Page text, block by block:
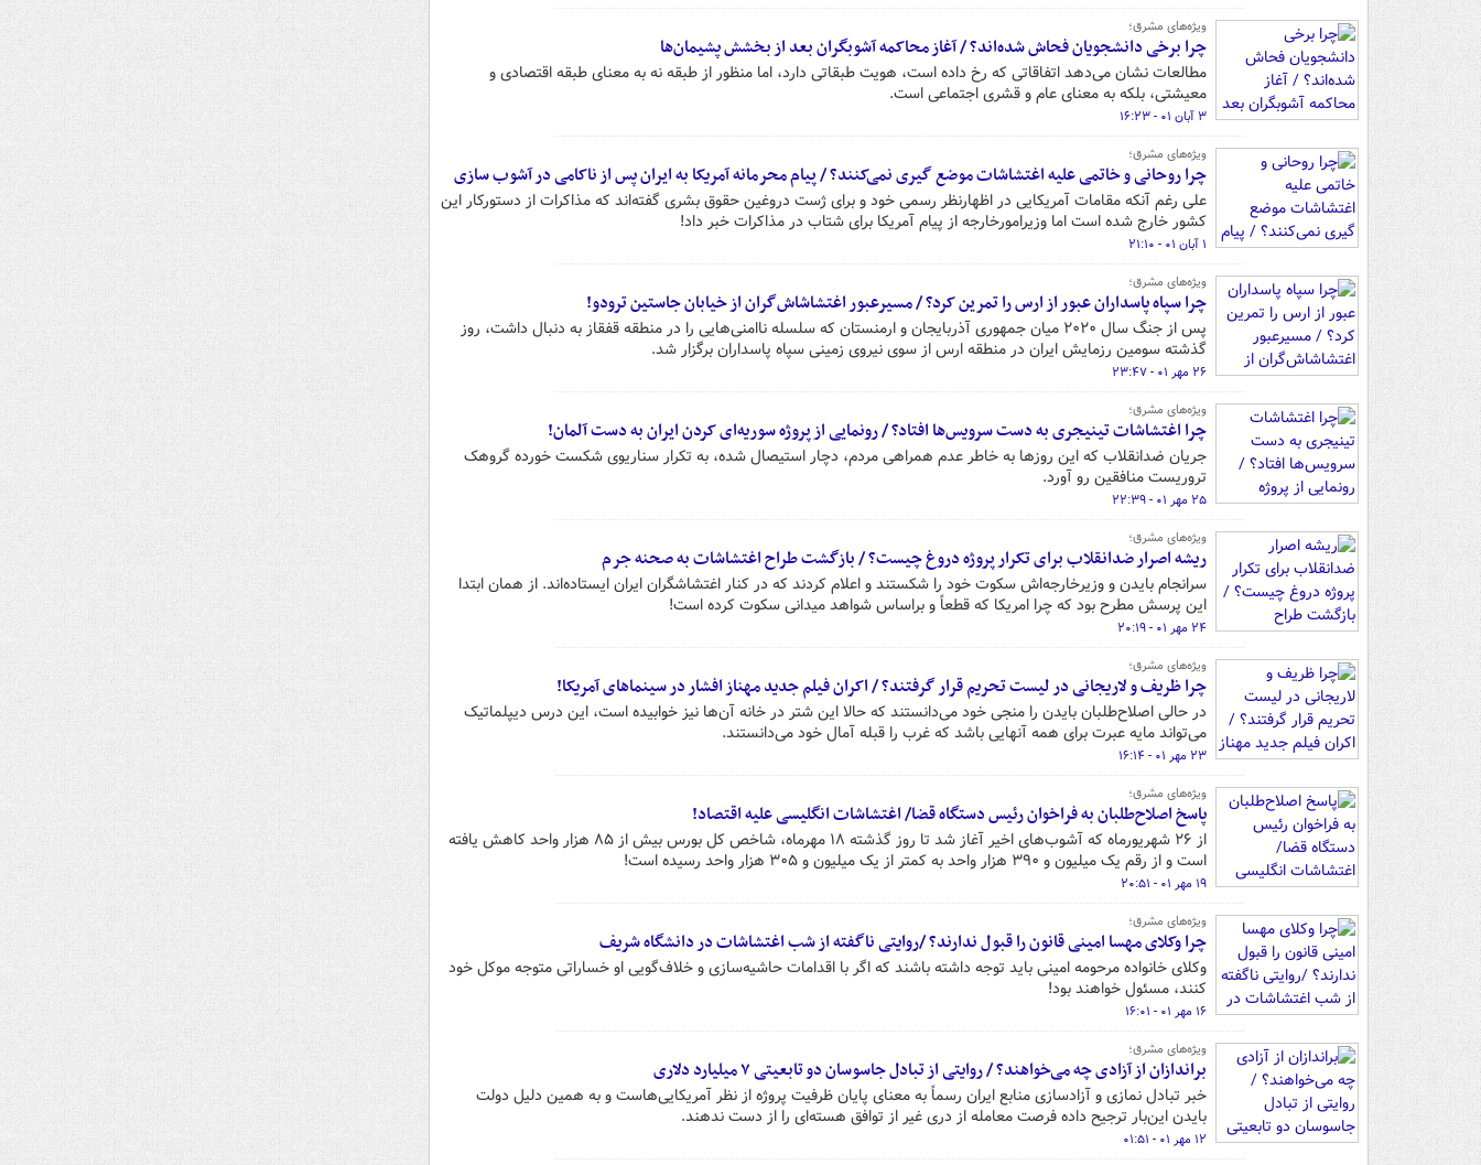
ویژه‌های مشرق؛
چرا برخی دانشجویان فحاش شده‌اند؟ / آغاز محاکمه آشوبگران بعد از بخشش پشیمان‌ها
مطالعات نشان می‌دهد اتفاقاتی که رخ داده است، هویت طبقاتی دارد، اما منظور از طبقه نه به معنای طبقه اقتصادی و
معیشتی، بلکه به معنای عام و قشری اجتماعی است.
۳ آبان ۰۱ - ۱۶:۲۳
ویژه‌های مشرق؛
چرا روحانی و خاتمی علیه اغتشاشات موضع گیری نمی‌کنند؟ / پیام محرمانه آمریکا به ایران پس از ناکامی در آشوب سازی
علی رغم آنکه مقامات آمریکایی در اظهارنظر رسمی خود و برای ژست دروغین حقوق بشری گفته‌اند که مذاکرات از دستورکار این
کشور خارج شده است اما وزیرامورخارجه از پیام آمریکا برای شتاب در مذاکرات خبر داد!
۱ آبان ۰۱ - ۲۱:۱۰
ویژه‌های مشرق؛
چرا سپاه پاسداران عبور از ارس را تمرین کرد؟ / مسیرعبور اغتشاشاش‌گران از خیابان جاستین ترودو!
پس از جنگ سال ۲۰۲۰ میان جمهوری آذربایجان و ارمنستان که سلسله ناامنی‌هایی را در منطقه قفقاز به دنبال داشت، روز
گذشته سومین رزمایش ایران در منطقه ارس از سوی نیروی زمینی سپاه پاسداران برگزار شد.
۲۶ مهر ۰۱ - ۲۳:۴۷
ویژه‌های مشرق؛
چرا اغتشاشات تینیجری به دست سرویس‌ها افتاد؟ / رونمایی از پروژه سوریه‌ای کردن ایران به دست آلمان!
جریان ضدانقلاب که این روزها به خاطر عدم همراهی مردم، دچار استیصال شده، به تکرار سناریوی شکست خورده گروهک
تروریست منافقین رو آورد.
۲۵ مهر ۰۱ - ۲۲:۳۹
ویژه‌های مشرق؛
ریشه اصرار ضدانقلاب برای تکرار پروژه دروغ چیست؟ / بازگشت طراح اغتشاشات به صحنه جرم
سرانجام بایدن و وزیرخارجه‌اش سکوت خود را شکستند و اعلام کردند که در کنار اغتشاشگران ایران ایستاده‌اند. از همان ابتدا
این پرسش مطرح بود که چرا امریکا که قطعاً و براساس شواهد میدانی سکوت کرده است!
۲۴ مهر ۰۱ - ۲۰:۱۹
ویژه‌های مشرق؛
چرا ظریف و لاریجانی در لیست تحریم قرار گرفتند؟ / اکران فیلم جدید مهناز افشار در سینماهای آمریکا!
در حالی اصلاح‌طلبان بایدن را منجی خود می‌دانستند که حالا این شتر در خانه آن‌ها نیز خوابیده است، این درس دیپلماتیک
می‌تواند مایه عبرت برای همه آنهایی باشد که غرب را قبله آمال خود می‌دانستند.
۲۳ مهر ۰۱ - ۱۶:۱۴
ویژه‌های مشرق؛
پاسخ اصلاح‌طلبان به فراخوان رئیس دستگاه قضا/ اغتشاشات انگلیسی علیه اقتصاد!
از ۲۶ شهریورماه که آشوب‌های اخیر آغاز شد تا روز گذشته ۱۸ مهرماه، شاخص کل بورس بیش از ۸۵ هزار واحد کاهش یافته
است و از رقم یک میلیون و ۳۹۰ هزار واحد به کمتر از یک میلیون و ۳۰۵ هزار واحد رسیده است!
۱۹ مهر ۰۱ - ۲۰:۵۱
ویژه‌های مشرق؛
چرا وکلای مهسا امینی قانون را قبول ندارند؟ /روایتی ناگفته از شب اغتشاشات در دانشگاه شریف
وکلای خانواده مرحومه امینی باید توجه داشته باشند که اگر با اقدامات حاشیه‌سازی و خلاف‌گویی او خساراتی متوجه موکل خود
کنند، مسئول خواهند بود!
۱۶ مهر ۰۱ - ۱۶:۰۱
ویژه‌های مشرق؛
براندازان از آزادی چه می‌خواهند؟ / روایتی از تبادل جاسوسان دو تابعیتی ۷ میلیارد دلاری
خبر تبادل نمازی و آزادسازی منابع ایران رسماً به معنای پایان ظرفیت پروژه از نظر آمریکایی‌هاست و به همین دلیل دولت
بایدن این‌بار ترجیح داده فرصت معامله از دری غیر از توافق هسته‌ای را از دست ندهند.
۱۲ مهر ۰۱ - ۰۱:۵۱